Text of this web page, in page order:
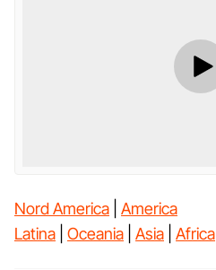
Nord America
America
Latina
Oceania Asia Africa